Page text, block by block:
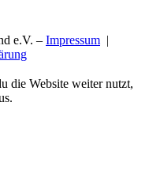
e.V. – Impressum |
die Website weiter nutzt,